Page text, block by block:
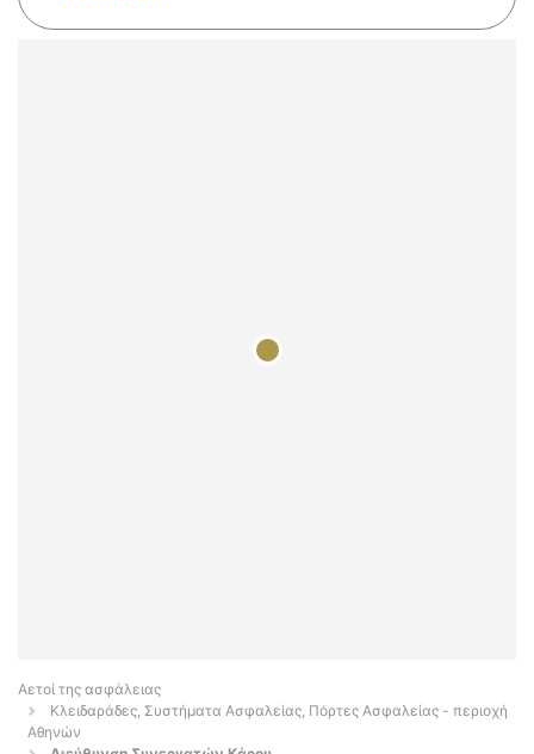
Αετοί της ασφάλειας
Κλειδαράδες, Συστήματα Ασφαλείας, Πόρτες Ασφαλείας - περιοχή
Αθηνών